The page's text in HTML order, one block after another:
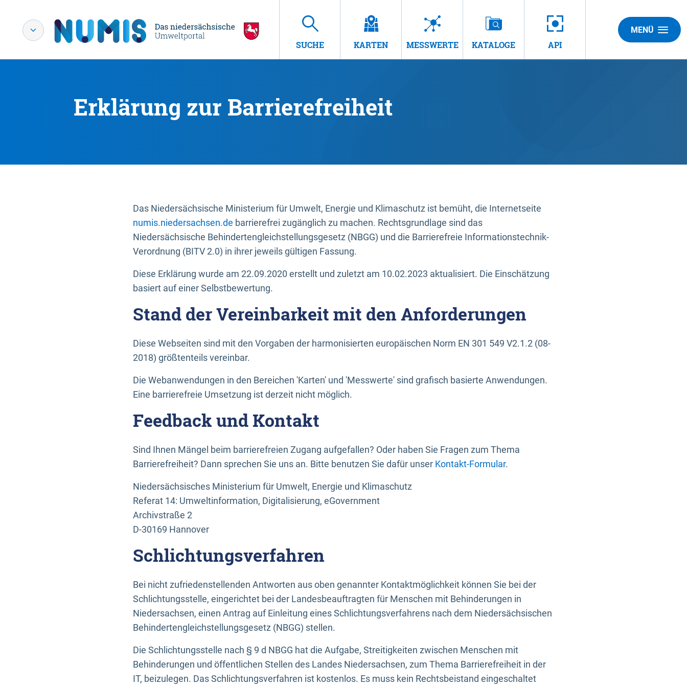
SUCHE KARTEN MESSWERTE KATALOGE API
MENÜ
Erklärung zur Barrierefreiheit
Das Niedersächsische Ministerium für Umwelt, Energie und Klimaschutz ist bemüht, die Internetseite
numis.niedersachsen.de barrierefrei zugänglich zu machen. Rechtsgrundlage sind das
Niedersächsische Behindertengleichstellungsgesetz (NBGG) und die Barrierefreie Informationstechnik-
Verordnung (BITV 2.0) in ihrer jeweils gültigen Fassung.
Diese Erklärung wurde am 22.09.2020 erstellt und zuletzt am 10.02.2023 aktualisiert. Die Einschätzung
basiert auf einer Selbstbewertung.
Stand der Vereinbarkeit mit den Anforderungen
Diese Webseiten sind mit den Vorgaben der harmonisierten europäischen Norm EN 301 549 V2.1.2 (08-
2018) größtenteils vereinbar.
Die Webanwendungen in den Bereichen 'Karten' und 'Messwerte' sind grafisch basierte Anwendungen.
Eine barrierefreie Umsetzung ist derzeit nicht möglich.
Feedback und Kontakt
Sind Ihnen Mängel beim barrierefreien Zugang aufgefallen? Oder haben Sie Fragen zum Thema
Barrierefreiheit? Dann sprechen Sie uns an. Bitte benutzen Sie dafür unser Kontakt-Formular.
Niedersächsisches Ministerium für Umwelt, Energie und Klimaschutz
Referat 14: Umweltinformation, Digitalisierung, eGovernment
Archivstraße 2
D-30169 Hannover
Schlichtungsverfahren
Bei nicht zufriedenstellenden Antworten aus oben genannter Kontaktmöglichkeit können Sie bei der
Schlichtungsstelle, eingerichtet bei der Landesbeauftragten für Menschen mit Behinderungen in
Niedersachsen, einen Antrag auf Einleitung eines Schlichtungsverfahrens nach dem Niedersächsischen
Behindertengleichstellungsgesetz (NBGG) stellen.
Die Schlichtungsstelle nach § 9 d NBGG hat die Aufgabe, Streitigkeiten zwischen Menschen mit
Behinderungen und öffentlichen Stellen des Landes Niedersachsen, zum Thema Barrierefreiheit in der
IT, beizulegen. Das Schlichtungsverfahren ist kostenlos. Es muss kein Rechtsbeistand eingeschaltet